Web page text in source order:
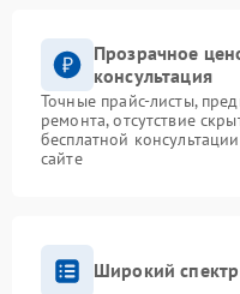
Прозрачное
консультация
Точные прайс-листы,
ремонта, отсутствие
бесплатной
сайте
Широкий спектр